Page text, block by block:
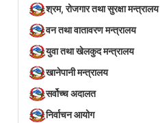
श्रम, रोजगार तथा सुरक्षा मन्त्रालय
वन तथा वातावरण मन्त्रालय
युवा तथा खेलकुद मन्त्रालय
खानेपानी मन्त्रालय
सर्वोच्च अदालत
निर्वाचन आयोग